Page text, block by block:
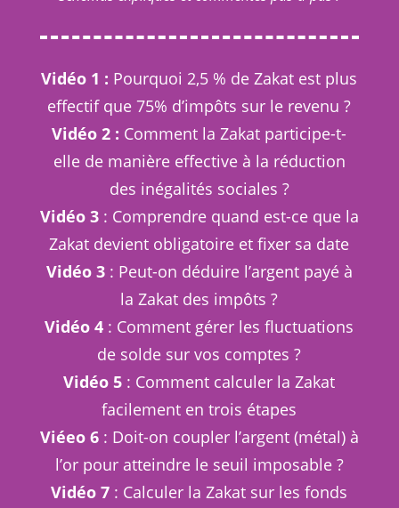
Vidéo 1 : Pourquoi 2,5 % de Zakat est plus
effectif que 75% d’impôts sur le revenu ?
Vidéo 2 : Comment la Zakat participe-t-
elle de manière effective à la réduction
des inégalités sociales ?
Vidéo 3: Comprendre quand est-ce que la
Zakat devient obligatoire et fixer sa date
Vidéo 3: Peut-on déduire l’argent payé à
la Zakat des impôts ?
Vidéo 4 : Comment gérer les fluctuations
de solde sur vos comptes ?
Vidéo 5 : Comment calculer la Zakat
facilement en trois étapes
Viéeo 6: Doit-on coupler l’argent (métal) à
l’or pour atteindre le seuil imposable ?
Vidéo 7 : Calculer la Zakat sur les fonds